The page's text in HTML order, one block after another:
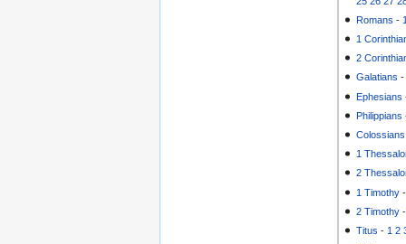
Romans -
1
2
Galatians
Ephesians
Philippians
Colossians
1
2
1 Timothy
2 Timothy
Titus - 1 2